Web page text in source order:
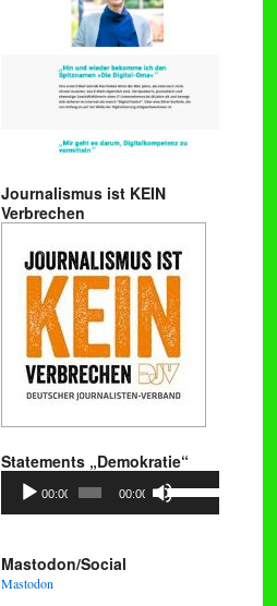
Journalismus ist KEIN
Verbrechen
Statements „Demokratie“
Audio-
Player
00:00 00:00
Hoch/Runter
benutzen,
Mastodon/Social
Mastodon